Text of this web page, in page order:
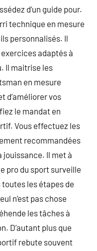
d’un guide pour.
technique en mesure
personnalisés. Il
adaptés à
Il maitrise les
en mesure
d’améliorer vos
le mandat en
Vous effectuez les
recommandées
jouissance. Il met à
pro du sport surveille
les étapes de
n’est pas chose
les tâches à
D’autant plus que
rebute souvent